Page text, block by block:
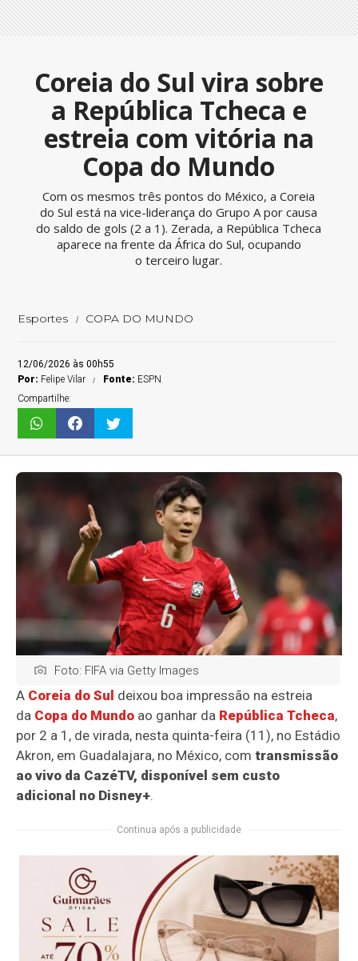
Coreia do Sul vira sobre
a República Tcheca e
estreia com vitória na
Copa do Mundo
Com os mesmos três pontos do México, a Coreia
do Sul está na vice-liderança do Grupo A por causa
do saldo de gols (2 a 1). Zerada, a República Tcheca
aparece na frente da África do Sul, ocupando
o terceiro lugar.
Esportes COPA DO MUNDO
12/06/2026 às 00h55
Por: Felipe Vilar Fonte: ESPN
Compartilhe:
Foto: FIFA via Getty Images
A Coreia do Sul deixou boa impressão na estreia
da Copa do Mundo ao ganhar da República Tcheca,
por 2 a 1, de virada, nesta quinta-feira (11), no Estádio
Akron, em Guadalajara, no México, comtransmissão
ao vivo da CazéTV, disponível sem custo
adicional no Disney+.
Continua após a publicidade